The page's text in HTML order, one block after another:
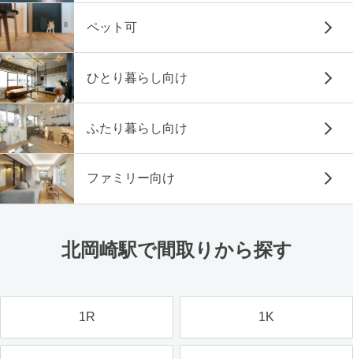
ペット可
ひとり暮らし向け
ふたり暮らし向け
ファミリー向け
北岡崎駅で間取りから探す
1R 1K